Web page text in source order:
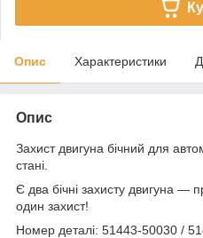
Опис Характеристики
Опис
Захист двигуна бічний для
стані.
Є два бічні захисту двигуна —
один захист!
Номер деталі: 51443-50030 /